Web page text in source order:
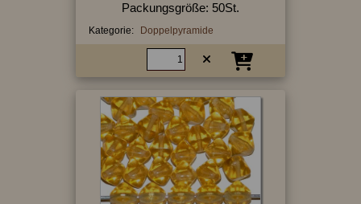
Packungsgröße: 50St.
Kategorie: Doppelpyramide